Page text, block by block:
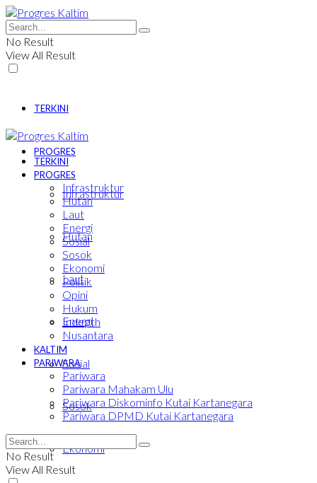
No Result
View All Result
TERKINI
PROGRES
Infrastruktur
Hutan
Laut
Energi
Sosial
Sosok
Ekonomi
TERKINI
PROGRES
Infrastruktur
Hutan
Laut
Energi
Sosial
Sosok
Ekonomi
Politik
Opini
Hukum
Indepth
Nusantara
KALTIM
PARIWARA
Pariwara
Pariwara Mahakam Ulu
Pariwara Diskominfo Kutai Kartanegara
Pariwara DPMD Kutai Kartanegara
No Result
View All Result